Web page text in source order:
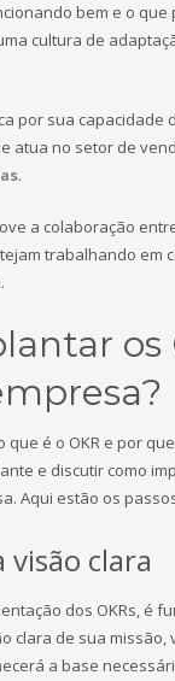
bem e o que
cultura de
por sua capacidade
atua no setor de
.
a colaboração
trabalhando em
os
é o OKR e por
e discutir como
Aqui estão os
visão clara
dos OKRs, é
clara de sua missão,
a base